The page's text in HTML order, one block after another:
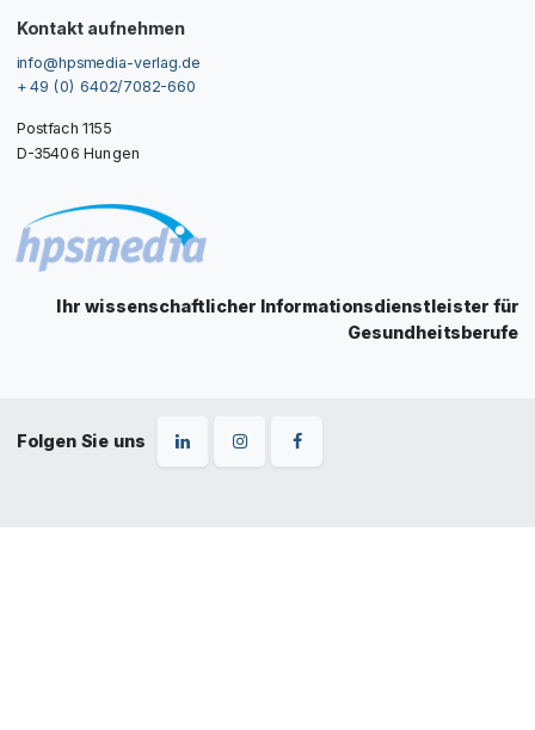
Kontakt aufnehmen
info@hpsmedia-verlag.de
+ 49 (0) 6402/7082-660
Postfach 1155
D-35406 Hungen
Ihr wissenschaftlicher Informationsdienstleister für
Gesundheitsberufe
Folgen Sie uns